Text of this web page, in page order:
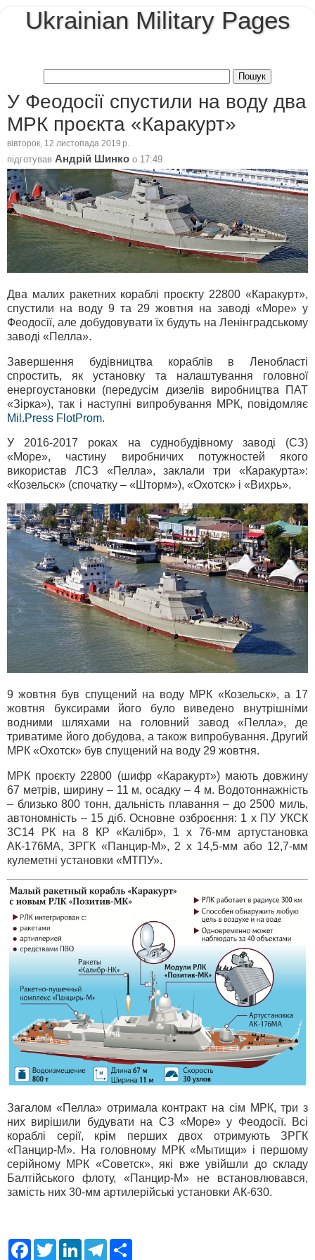
Ukrainian Military Pages
У Феодосії спустили на воду два
МРК проєкта «Каракурт»
вівторок, 12 листопада 2019 р.
підготував Андрій Шинко о 17:49
Два малих ракетних кораблі проєкту 22800 «Каракурт»,
спустили на воду 9 та 29 жовтня на заводі «Море» у
Феодосії, але добудовувати їх будуть на Ленінградському
заводі «Пелла».
Завершення будівництва кораблів в Ленобласті
спростить, як установку та налаштування головної
енергоустановки (передусім дизелів виробництва ПАТ
«Зірка»), так і наступні випробування МРК, повідомляє
Mil.Press FlotProm.
У 2016-2017 роках на суднобудівному заводі (СЗ)
«Море», частину виробничих потужностей якого
використав ЛСЗ «Пелла», заклали три «Каракурта»:
«Козельск» (спочатку – «Шторм»), «Охотск» і «Вихрь».
9 жовтня був спущений на воду МРК «Козельск», а 17
жовтня буксирами його було виведено внутрішніми
водними шляхами на головний завод «Пелла», де
триватиме його добудова, а також випробування. Другий
МРК «Охотск» був спущений на воду 29 жовтня.
МРК проєкту 22800 (шифр «Каракурт») мають довжину
67 метрів, ширину – 11 м, осадку – 4 м. Водотоннажність
– близько 800 тонн, дальність плавання – до 2500 миль,
автономність – 15 діб. Основне озброєння: 1 х ПУ УКСК
3С14 РК на 8 КР «Калібр», 1 х 76-мм артустановка
АК-176МА, ЗРГК «Панцир-М», 2 х 14,5-мм або 12,7-мм
кулеметні установки «МТПУ».
Загалом «Пелла» отримала контракт на сім МРК, три з
них вирішили будувати на СЗ «Море» у Феодосії. Всі
кораблі серії, крім перших двох отримують ЗРГК
«Панцир-М». На головному МРК «Мытищи» і першому
серійному МРК «Советск», які вже увійшли до складу
Балтійського флоту, «Панцир-М» не встановлювався,
замість них 30-мм артилерійські установки АК-630.
F
T
L
T